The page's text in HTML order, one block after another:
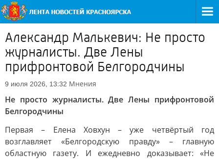
Александр Малькевич: Не просто
журналисты. Две Лены
прифронтовой Белгородчины
9 июля 2026, 13:32 Мнения
Не просто журналисты. Две Лены прифронтовой
Белгородчины
Первая – Елена Ховхун – уже четвёртый год
возглавляет «Белгородскую правду» – главную
областную газету. И ежедневно доказывает: «Не